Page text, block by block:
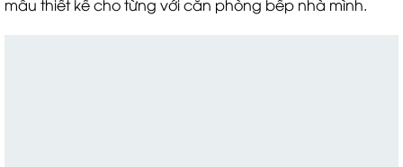
mẫu thiết kế cho từng với căn phòng bếp nhà mình.